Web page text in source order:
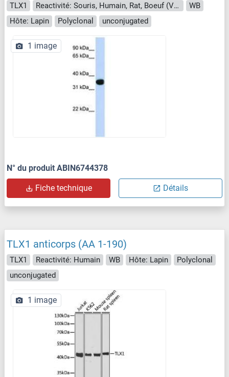
TLX1 Reactivité: Souris, Humain, Rat, Boeuf (Vache), Chien, Lapin, Cobaye, Roussette (Chauve-souris), Singe, Poulet, Cheval
WB
Hôte: Lapin
Polyclonal unconjugated
1 image
N° du produit ABIN6744378
Fiche technique Détails
TLX1 anticorps (AA 1-190)
TLX1 Reactivité: Humain WB Hôte: Lapin
Polyclonal
unconjugated
1 image